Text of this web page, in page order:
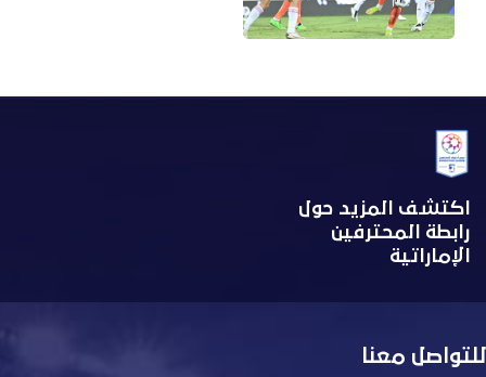
اكتشف المزيد حول
رابطة المحترفين
الإماراتية
للتواصل معنا